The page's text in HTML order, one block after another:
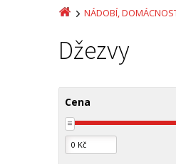
NÁDOBÍ,
Džezvy
Cena